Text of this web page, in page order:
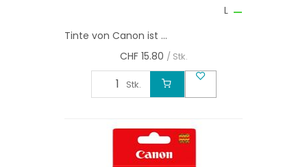
L
Tinte von Canon ist ...
CHF 15.80 / Stk.
Stk.